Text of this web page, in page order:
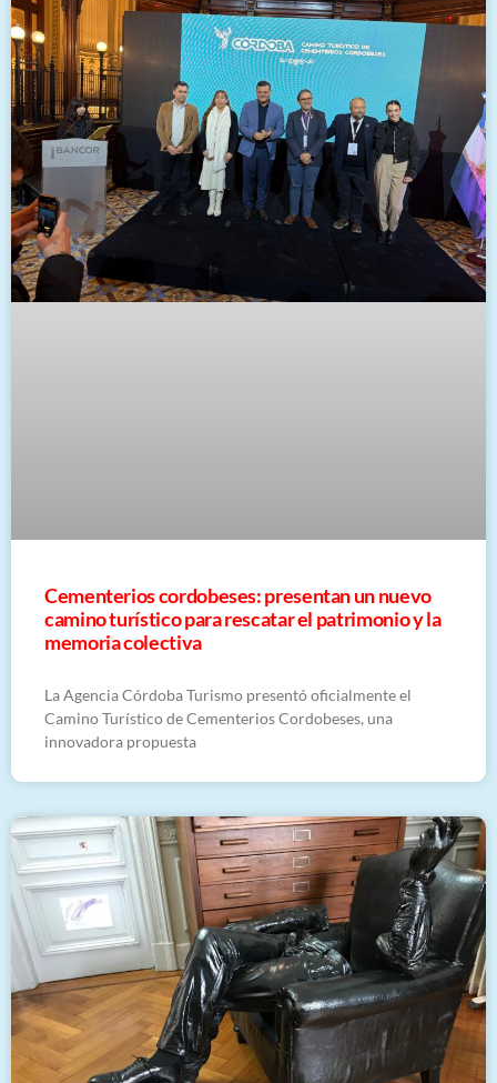
Cementerios cordobeses: presentan un nuevo
camino turístico para rescatar el patrimonio y la
memoria colectiva
La Agencia Córdoba Turismo presentó oficialmente el
Camino Turístico de Cementerios Cordobeses, una
innovadora propuesta